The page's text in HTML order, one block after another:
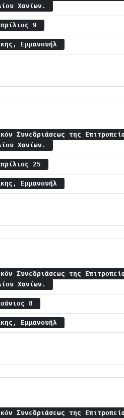
Χανίων.
9
Εμμανουήλ
Συνεδριάσεως της
Χανίων.
25
Εμμανουήλ
Συνεδριάσεως της
Χανίων.
8
Εμμανουήλ
Συνεδριάσεως της